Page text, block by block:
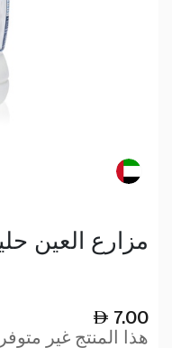
مزارع العين
7.00
هذا المنتج غير متوفر